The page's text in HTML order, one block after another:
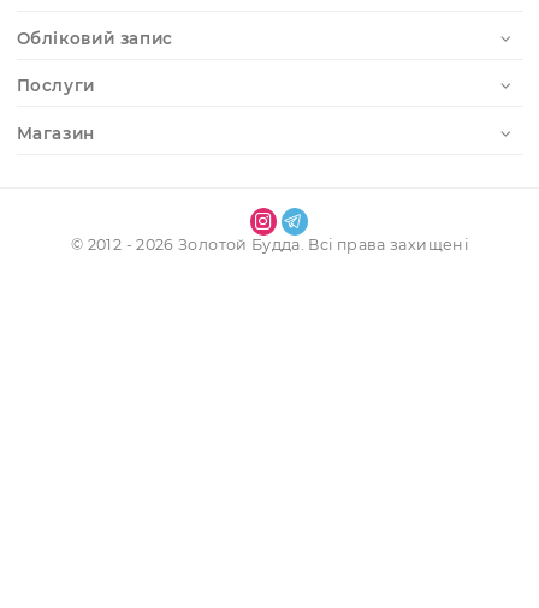
каліграфії різного рівня — від простих для практики до
тренувань і творчості.
Отримати доступ до особистого кабінету